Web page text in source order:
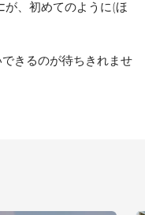
が、初めてのように(ほ
きるのが待ちきれませ